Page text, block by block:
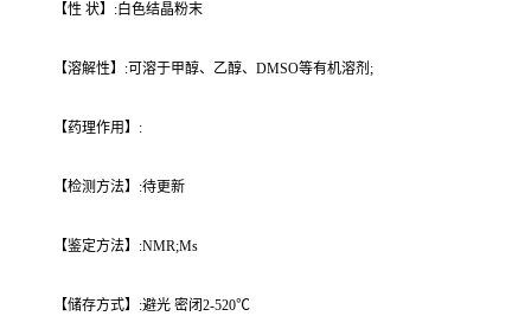
【性 状】:白色结晶粉末
【溶解性】:可溶于甲醇、乙醇、DMSO等有机溶剂;
【药理作用】:
【检测方法】:待更新
【鉴定方法】:NMR;Ms
【储存方式】:避光 密闭2-520℃